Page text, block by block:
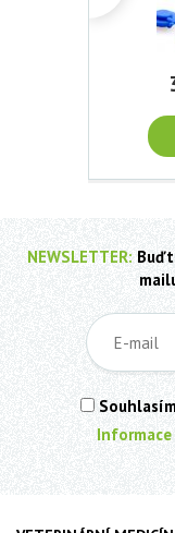
NEWSLETTER: